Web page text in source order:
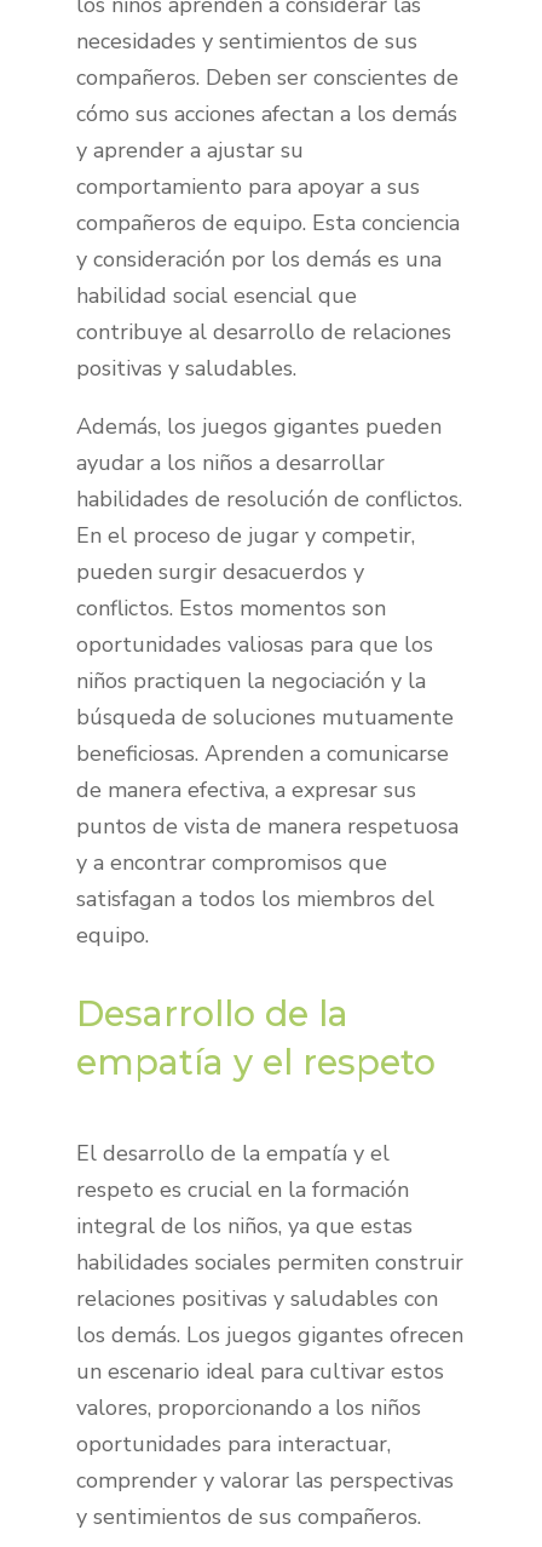
necesidades y sentimientos de sus
compañeros. Deben ser conscientes de
cómo sus acciones afectan a los demás
y aprender a ajustar su
comportamiento para apoyar a sus
compañeros de equipo. Esta conciencia
y consideración por los demás es una
habilidad social esencial que
contribuye al desarrollo de relaciones
positivas y saludables.
Además, los juegos gigantes pueden
ayudar a los niños a desarrollar
habilidades de resolución de conflictos.
En el proceso de jugar y competir,
pueden surgir desacuerdos y
conflictos. Estos momentos son
oportunidades valiosas para que los
niños practiquen la negociación y la
búsqueda de soluciones mutuamente
beneficiosas. Aprenden a comunicarse
de manera efectiva, a expresar sus
puntos de vista de manera respetuosa
y a encontrar compromisos que
satisfagan a todos los miembros del
equipo.
Desarrollo de la
empatía y el respeto
El desarrollo de la empatía y el
respeto es crucial en la formación
integral de los niños, ya que estas
habilidades sociales permiten construir
relaciones positivas y saludables con
los demás. Los juegos gigantes ofrecen
un escenario ideal para cultivar estos
valores, proporcionando a los niños
oportunidades para interactuar,
comprender y valorar las perspectivas
y sentimientos de sus compañeros.